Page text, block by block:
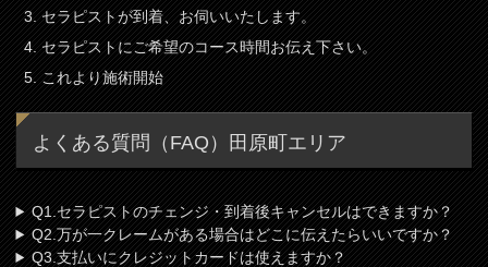
セラピストが到着、お伺いいたします。
セラピストにご希望のコース時間お伝え下さい。
これより施術開始
よくある質問（FAQ）田原町エリア
Q1.セラピストのチェンジ・到着後キャンセルはできますか？
Q2.万が一クレームがある場合はどこに伝えたらいいですか？
Q3.支払いにクレジットカードは使えますか？